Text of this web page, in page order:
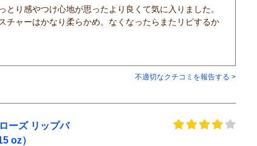
り感やつけ心地が思ったより良くて気に入りました。
チャーはかなり柔らかめ。なくなったらまたリピするか
不適切なクチコミを報告する >
ーズ リップバ
oz）